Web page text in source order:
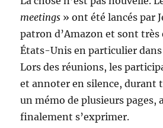
meetings » ont été lancés par
patron d’Amazon et sont très
États-Unis en particulier
Lors des réunions, les
et annoter en silence, durant
un mémo de plusieurs pages,
finalement s’exprimer.